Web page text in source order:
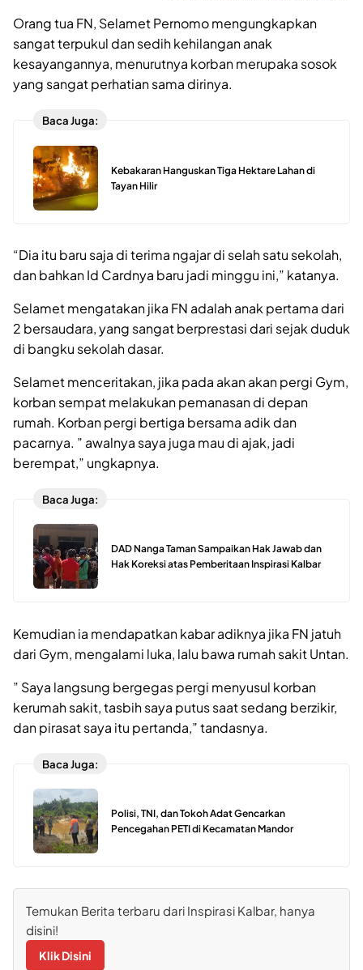
Orang tua FN, Selamet Pernomo mengungkapkan
sangat terpukul dan sedih kehilangan anak
kesayangannya, menurutnya korban merupaka sosok
yang sangat perhatian sama dirinya.
Baca Juga:
Kebakaran Hanguskan Tiga Hektare Lahan di
Tayan Hilir
“Dia itu baru saja di terima ngajar di selah satu sekolah,
dan bahkan Id Cardnya baru jadi minggu ini,” katanya.
Selamet mengatakan jika FN adalah anak pertama dari
2 bersaudara, yang sangat berprestasi dari sejak duduk
di bangku sekolah dasar.
Selamet menceritakan, jika pada akan akan pergi Gym,
korban sempat melakukan pemanasan di depan
rumah. Korban pergi bertiga bersama adik dan
pacarnya. ” awalnya saya juga mau di ajak, jadi
berempat,” ungkapnya.
Baca Juga:
DAD Nanga Taman Sampaikan Hak Jawab dan
Hak Koreksi atas Pemberitaan Inspirasi Kalbar
Kemudian ia mendapatkan kabar adiknya jika FN jatuh
dari Gym, mengalami luka, lalu bawa rumah sakit Untan.
” Saya langsung bergegas pergi menyusul korban
kerumah sakit, tasbih saya putus saat sedang berzikir,
dan pirasat saya itu pertanda,” tandasnya.
Baca Juga:
Polisi, TNI, dan Tokoh Adat Gencarkan
Pencegahan PETI di Kecamatan Mandor
Temukan Berita terbaru dari Inspirasi Kalbar, hanya
disini!
Klik Disini